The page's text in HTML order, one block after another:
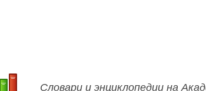
Словари и энциклопедии на